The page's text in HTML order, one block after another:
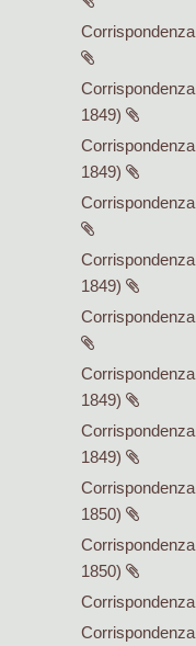
Corrispondenza
Corrispondenza
1849)
Corrispondenza
1849)
Corrispondenza
Corrispondenza
1849)
Corrispondenza
Corrispondenza
1849)
Corrispondenza
1849)
Corrispondenza
1850)
Corrispondenza
1850)
Corrispondenza
Corrispondenza